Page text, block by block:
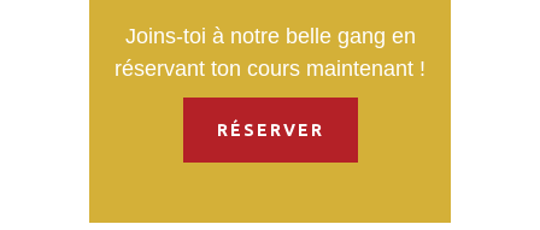
Joins-toi à notre belle gang en
réservant ton cours maintenant !
RÉSERVER